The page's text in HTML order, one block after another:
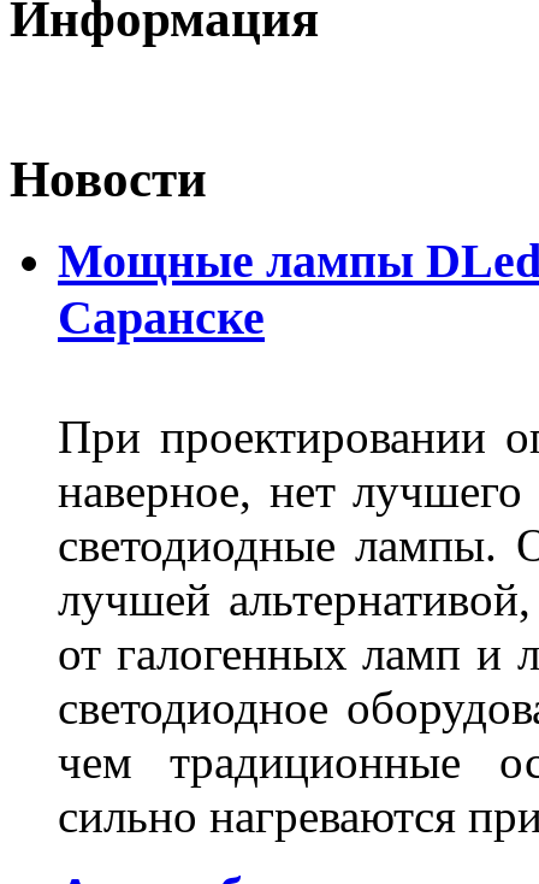
Информация
Новости
Мощные лампы DLed
Саранске
При проектировании
наверное, нет
светодиодные лампы.
лучшей
от галогенных ламп и
светодиодное
чем традиционные
сильно нагреваются